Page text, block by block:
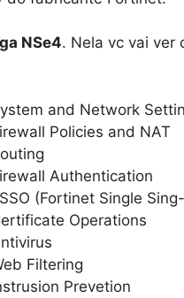
NSe4. Nela vc vai ver
and Network
Policies and NAT
Authentication
(Fortinet Single
Operations
Filtering
Prevetion